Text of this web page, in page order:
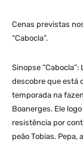
Cenas previstas
“Cabocla”.
Sinopse
descobre que está
temporada na
Boanerges. Ele
resistência por
peão Tobias. Pepa,